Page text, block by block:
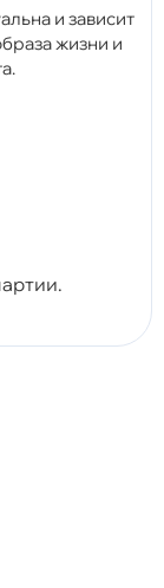
и зависит
жизни и